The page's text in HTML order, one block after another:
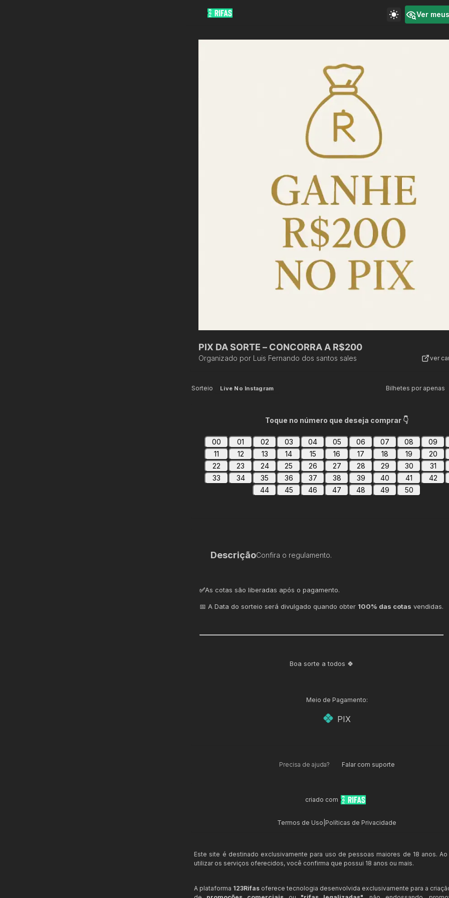
Ver
PIX DA SORTE – CONCORRA A R$200
Organizado por Luis Fernando dos santos sales ver
Sorteio Live No Instagram Bilhetes por apenas
Toque no número que deseja comprar 👇
00 01 02 03 04 05 06 07 08 09
11
12 13 14 15 16 17 18 19 20
22
23 24 25 26 27 28 29 30 31
33
34 35 36 37 38 39 40 41 42
44
45 46 47 48 49 50
DescriçãoConfira o regulamento.
✅As cotas são liberadas após o pagamento.
📅 A Data do sorteio será divulgado quando obter 100% das cotas vendidas.
Boa sorte a todos 🍀
Meio de Pagamento:
PIX
Precisa de ajuda? Falar com suporte
criado com
Termos de Uso Políticas de Privacidade
Este site é destinado exclusivamente para uso de pessoas maiores de 18 anos.
utilizar os serviços oferecidos, você confirma que possui 18 anos ou mais.
A plataforma 123Rifas oferece tecnologia desenvolvida exclusivamente para a